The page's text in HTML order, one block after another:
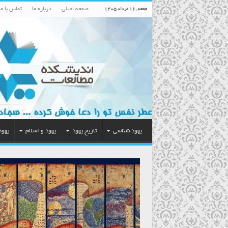
جمعه , ۱۶ مرداد ۱۴۰۵ صفحه اصلی درباره ما تماس با
یهود شناسی تاریخ یهود یهود و اسلام